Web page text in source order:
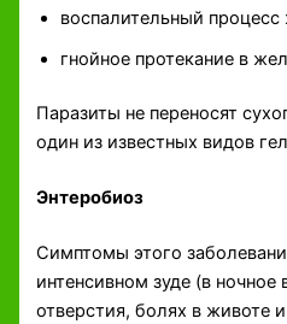
воспалительный
гнойное протекание в
Паразиты не переносят
один из известных видов
Энтеробиоз
Симптомы этого
интенсивном зуде (в ночное
отверстия, болях в животе